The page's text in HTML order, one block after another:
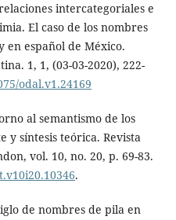
intercategoriales e
El caso de los nombres
en español de México.
1, 1, (03-03-2020), 222-
odal.v1.24169
al semantismo de los
y síntesis teórica. Revista
vol. 10, no. 20, p. 69-83.
.
de nombres de pila en